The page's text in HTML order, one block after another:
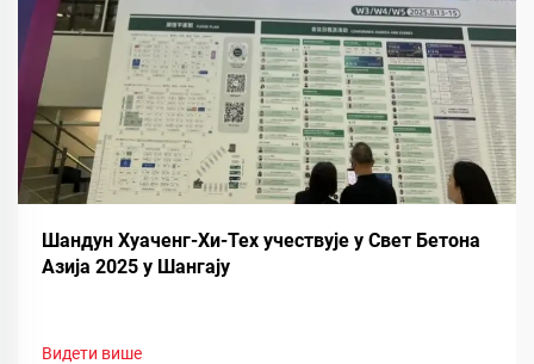
Шандун Хуаченг-Хи-Тех учествује у Свет Бетона
Азија 2025 у Шангају
Видети више